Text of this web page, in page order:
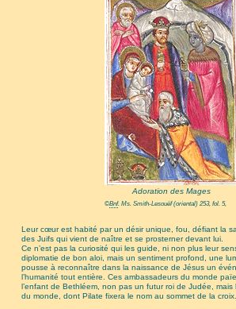
Adoration des Mages
©Bnf. Ms. Smith-Lesouëf (oriental) 253, fol. 5,
Leur cœur est habité par un désir unique, fou, défiant la
des Juifs qui vient de naître et se prosterner devant lui.
Ce n’est pas la curiosité qui les guide, ni non plus leur
diplomatie de bon aloi, mais un sentiment profond, une
pousse à reconnaître dans la naissance de Jésus un
l’humanité tout entière. Ces ambassadeurs du monde
l’enfant de Bethléem, non pas un futur roi de Judée,
du monde, dont Pilate fixera le nom au sommet de la croix.